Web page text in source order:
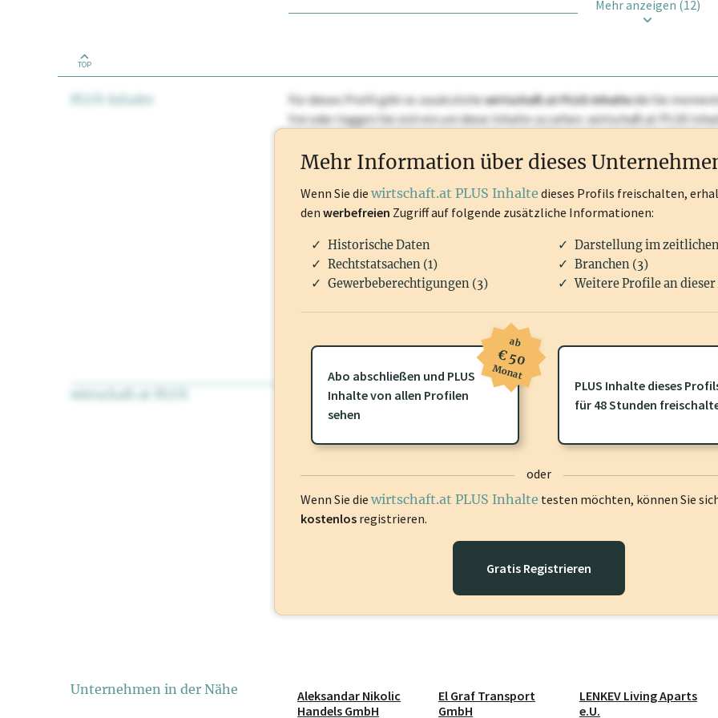
Mehr anzeigen (12)
TOP
PLUS Inhalte Für dieses Profil gibt es zusätzlichewirtschaft.at PLUS Inhaltedie Sie
frei oder loggen Sie sich ein um diese Inhalte zu sehen. wirtschaft.at PLUS
wirtschaft.at PLUS Für dieses Profil gibt es zusätzliche wirtschaft.at PLUS Inhaltedie Sie
frei oder loggen Sie sich ein um diese Inhalte zu sehen.
Mehr Information über dieses
Wenn Sie die wirtschaft.at PLUS Inhalte dieses Profils freischalten,
den werbefreien Zugriff auf folgende zusätzliche Informationen:
Historische Daten
Darstellung im
Rechtstatsachen (1)
Branchen (3)
Gewerbeberechtigungen (3)
Weitere Profile an dieser
Abo abschließen und PLUS
Inhalte von allen Profilen
sehen
ab
€ 50
Monat
PLUS Inhalte dieses
für 48 Stunden
oder
Wenn Sie die wirtschaft.at PLUS Inhalte testen möchten, können Sie
kostenlos registrieren.
Gratis Registrieren
Unternehmen in der Nähe
Aleksandar Nikolic
Handels GmbH
El Graf Transport
GmbH
LENKEV Living Aparts
e.U.